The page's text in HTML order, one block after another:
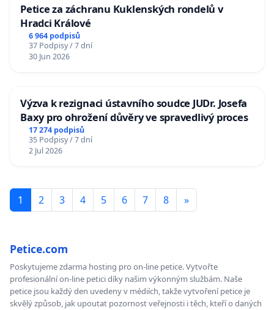
Petice za záchranu Kuklenských rondelů v
Hradci Králové
6 964 podpisů
37 Podpisy / 7 dní
30 Jun 2026
Výzva k rezignaci ústavního soudce JUDr. Josefa
Baxy pro ohrožení důvěry ve spravedlivý proces
17 274 podpisů
35 Podpisy / 7 dní
2 Jul 2026
1 2 3 4 5 6 7 8 »
Petice.com
Poskytujeme zdarma hosting pro on-line petice. Vytvořte
profesionální on-line petici díky našim výkonným službám. Naše
petice jsou každý den uvedeny v médiích, takže vytvoření petice je
skvělý způsob, jak upoutat pozornost veřejnosti i těch, kteří o daných